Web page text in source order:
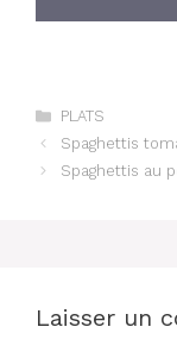
Catégories
PLATS
Spaghettis
Spaghettis au
Laisser un